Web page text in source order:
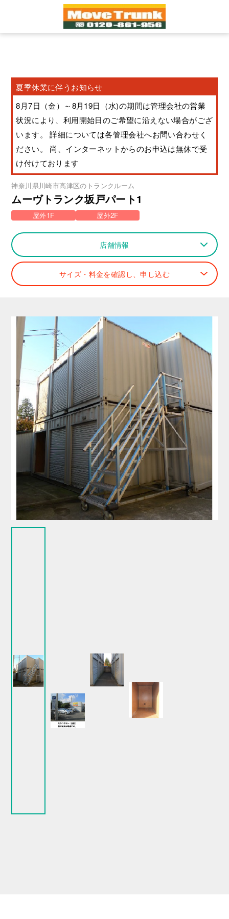
夏季休業に伴うお知らせ
8月7日（金）～8月19日（水)の期間は管理会社の営業
状況により、利用開始日のご希望に沿えない場合がござ
います。 詳細については各管理会社へお問い合わせく
ださい。 尚、インターネットからのお申込は無休で受
け付けております
神奈川県川崎市高津区のトランクルーム
ムーヴトランク坂戸パート1
屋外1F 屋外2F
店舗情報
サイズ・料金を確認し、申し込む